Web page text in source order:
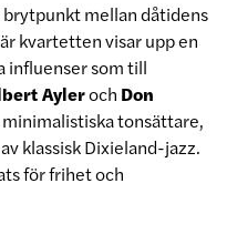
mellan dåtidens
kvartetten visar upp en
influenser som till
Ayleroch Don
tonsättare,
klassisk Dixieland-jazz.
för frihet och